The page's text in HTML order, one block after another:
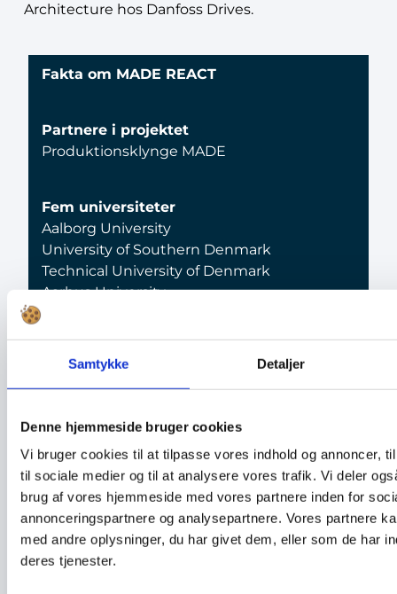
Samtykke Detaljer
Denne hjemmeside bruger cookies
Vi bruger cookies til at tilpasse vores indhold og annoncer,
til sociale medier og til at analysere vores trafik. Vi deler
brug af vores hjemmeside med vores partnere inden for
annonceringspartnere og analysepartnere. Vores partnere
med andre oplysninger, du har givet dem, eller som de har
deres tjenester.
Architecture hos Danfoss Drives.
Fakta om MADE REACT
Partnere i projektet
Produktionsklynge MADE
Fem universiteter
Aalborg University
University of Southern Denmark
Technical University of Denmark
Aarhus University
Tre GTS’er
FORCE Technology
Alexandra Instituttet
14 industrielle partnere
Technicon A/S
CIM A/S
LEGO Systems A/S